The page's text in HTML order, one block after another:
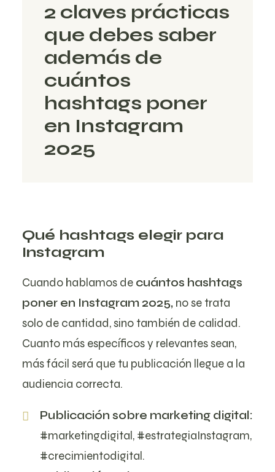
2 claves prácticas
que debes saber
además de
cuántos
hashtags poner
en Instagram
2025
Qué hashtags elegir para
Instagram
Cuando hablamos de cuántos hashtags
poner en Instagram 2025, no se trata
solo de cantidad, sino también de calidad.
Cuanto más específicos y relevantes sean,
más fácil será que tu publicación llegue a la
audiencia correcta.
Publicación sobre marketing digital:
#marketingdigital, #estrategiaInstagram,
#crecimientodigital.